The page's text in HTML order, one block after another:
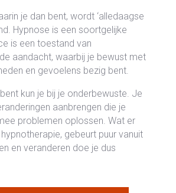
je dan bent, wordt ‘alledaagse
Hypnose is een soortgelijke
is een toestand van
aandacht, waarbij je bewust met
en gevoelens bezig bent.
kun je bij je onderbewuste. Je
aanbrengen die je
problemen oplossen. Wat er
gebeurt puur vanuit
en veranderen doe je dus